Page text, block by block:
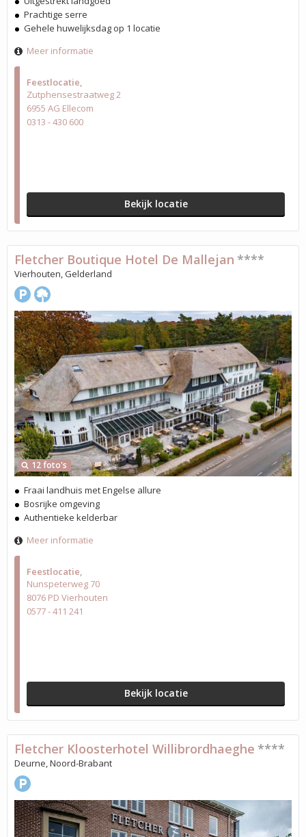
Feestlocatie
Zutphensestraatweg 2
6955 AG Ellecom
0313 - 430 600
Bekijk locatie
Prachtige serre
Gehele huwelijksdag op 1 locatie
Meer informatie
Feestlocatie
Nunspeterweg 70
8076 PD Vierhouten
0577 - 411 241
Bekijk locatie
12 foto's
Fletcher Boutique Hotel De Mallejan ****
Vierhouten, Gelderland
Fraai landhuis met Engelse allure
Bosrijke omgeving
Authentieke kelderbar
Meer informatie
Fletcher Kloosterhotel Willibrordhaeghe ****
Deurne, Noord-Brabant